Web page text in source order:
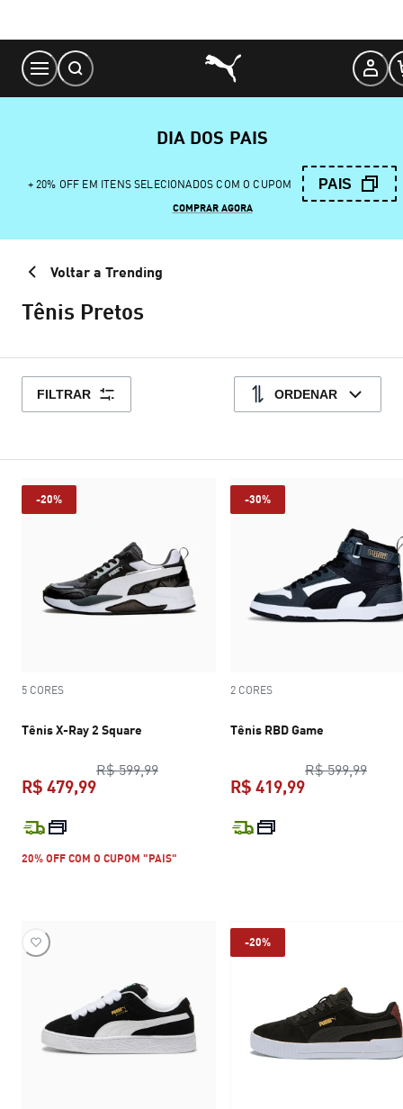
Content
DIA DOS PAIS
+ 20% OFF EM ITENS SELECIONADOS COM O CUPOM PAIS
COMPRAR AGORA
Voltar a Trending
Tênis Pretos
FILTRAR ORDENAR
-20%
5 CORES
Tênis X-Ray 2 Square
R$ 599,99preço original R$ 599,99
R$ 479,99
preço atual R$ 479,99
20% OFF COM O CUPOM "PAIS"
-30%
2 CORES
Tênis RBD Game
R$ 599,99
R$ 419,99
-20%